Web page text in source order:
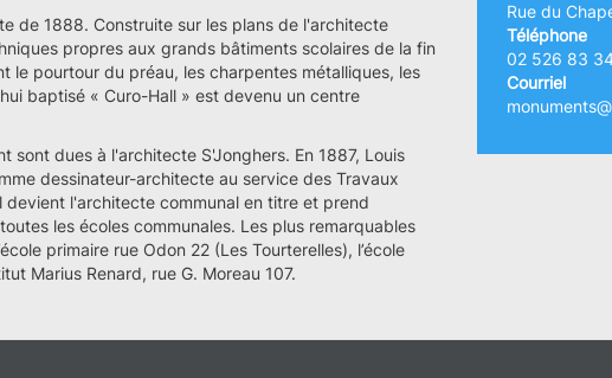
Rue du
Téléphone
02 526 83
Courriel
de 1888. Construite sur les plans de l'architecte
propres aux grands bâtiments scolaires de la fin
le pourtour du préau, les charpentes métalliques, les
baptisé « Curo-Hall » est devenu un centre
sont dues à l'architecte S'Jonghers. En 1887, Louis
dessinateur-architecte au service des Travaux
devient l'architecte communal en titre et prend
les écoles communales. Les plus remarquables
primaire rue Odon 22 (Les Tourterelles), l’école
Marius Renard, rue G. Moreau 107.